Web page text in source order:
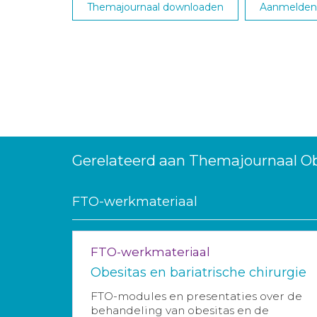
Themajournaal downloaden
Gerelateerd aan Themajournaal
FTO-werkmateriaal
FTO-werkmateriaal
Obesitas en bariatrische chirurgie
FTO-modules en presentaties over de
behandeling van obesitas en de